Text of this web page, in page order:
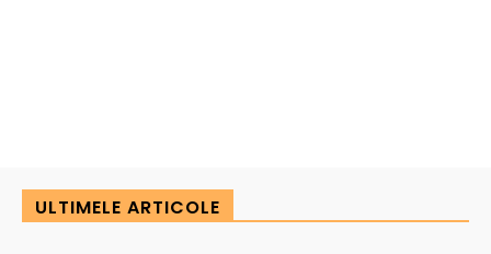
ULTIMELE ARTICOLE